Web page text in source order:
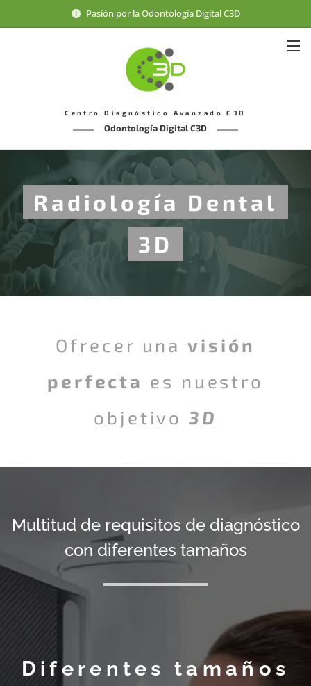
Pasión por la Odontología Digital C3D
Centro Diagnóstico Avanzado C3D
Odontología Digital C3D
Radiología Dental
3D
Ofrecer unavisión
perfecta es nuestro
objetivo3D
Multitud de requisitos de diagnóstico
con diferentes tamaños
Diferentestamaños